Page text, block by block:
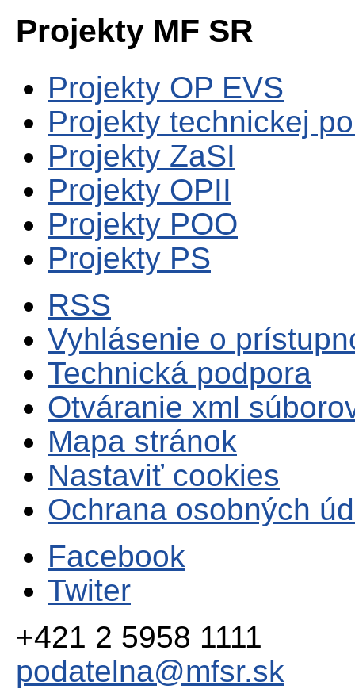
Projekty MF SR
Projekty OP EVS
Projekty technickej
Projekty ZaSI
Projekty OPII
Projekty POO
Projekty PS
RSS
Vyhlásenie o
Technická podpora
Otváranie xml
Mapa stránok
Nastaviť cookies
Ochrana osobných
Facebook
Twiter
+421 2 5958 1111
podatelna@mfsr.sk